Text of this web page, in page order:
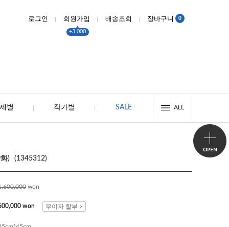
로그인 회원가입
+3,000
배송조회 장바구니 0
별 작가별 SALE ALL
화) (1345312)
won
won 무이자 할부 >